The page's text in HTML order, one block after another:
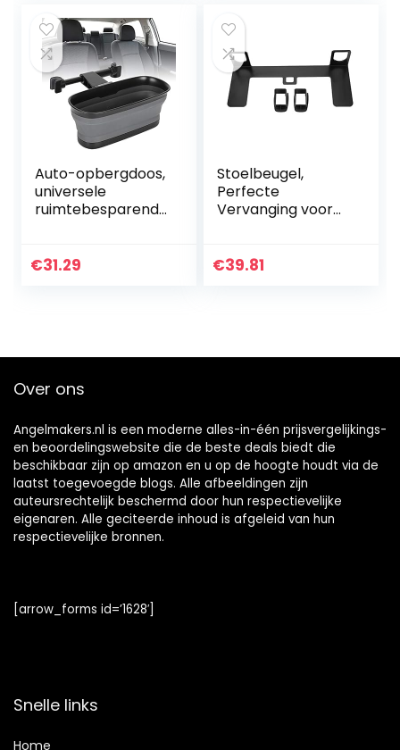
Auto-opbergdoos,
universele
ruimtebesparende
voor autostoeltjes
€31.29
Stoelbeugel,
Perfecte
Vervanging voor
€39.81
Over ons
Angelmakers.nl is een moderne alles-in-één prijsvergelijkings-
en beoordelingswebsite die de beste deals biedt die
beschikbaar zijn op amazon en u op de hoogte houdt via de
laatst toegevoegde blogs. Alle afbeeldingen zijn
auteursrechtelijk beschermd door hun respectievelijke
eigenaren. Alle geciteerde inhoud is afgeleid van hun
respectievelijke bronnen.
[arrow_forms id=’1628′]
Snelle links
Home